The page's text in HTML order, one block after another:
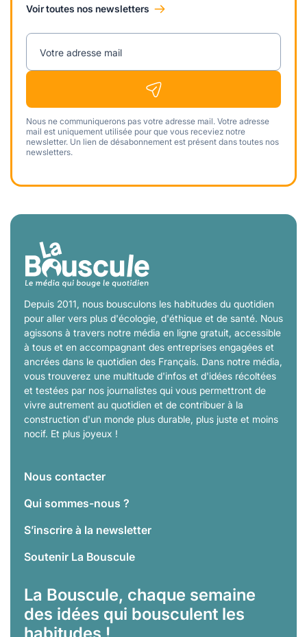
Voir toutes nos newsletters
Votre adresse mail
Nous ne communiquerons pas votre adresse mail. Votre adresse
mail est uniquement utilisée pour que vous receviez notre
newsletter. Un lien de désabonnement est présent dans toutes nos
newsletters.
Depuis 2011, nous bousculons les habitudes du quotidien
pour aller vers plus d'écologie, d'éthique et de santé. Nous
agissons à travers notre média en ligne gratuit, accessible
à tous et en accompagnant des entreprises engagées et
ancrées dans le quotidien des Français. Dans notre média,
vous trouverez une multitude d'infos et d'idées récoltées
et testées par nos journalistes qui vous permettront de
vivre autrement au quotidien et de contribuer à la
construction d'un monde plus durable, plus juste et moins
nocif. Et plus joyeux !
Nous contacter
Qui sommes-nous ?
S’inscrire à la newsletter
Soutenir La Bouscule
La Bouscule, chaque semaine
des idées qui bousculent les